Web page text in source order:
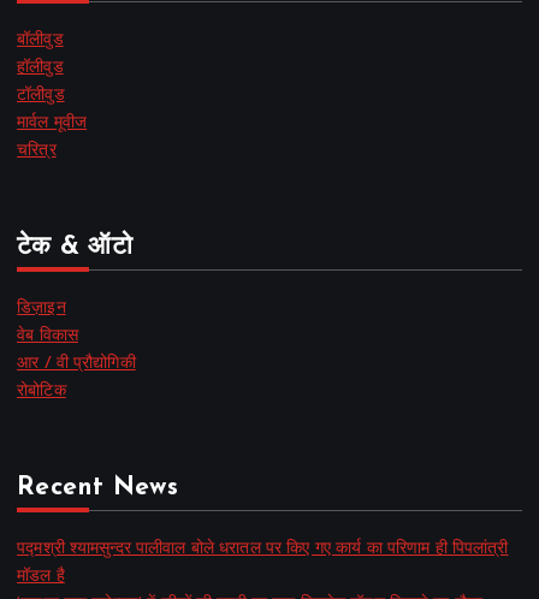
बॉलीवुड
हॉलीवुड
टॉलीवुड
मार्वल मूवीज
चरित्र
टेक & ऑटो
डिज़ाइन
वेब विकास
आर / वी प्रौद्योगिकी
रोबोटिक
Recent News
पद्मश्री श्यामसुन्दर पालीवाल बोले धरातल पर किए गए कार्य का परिणाम ही पिपलांत्री
मॉडल है